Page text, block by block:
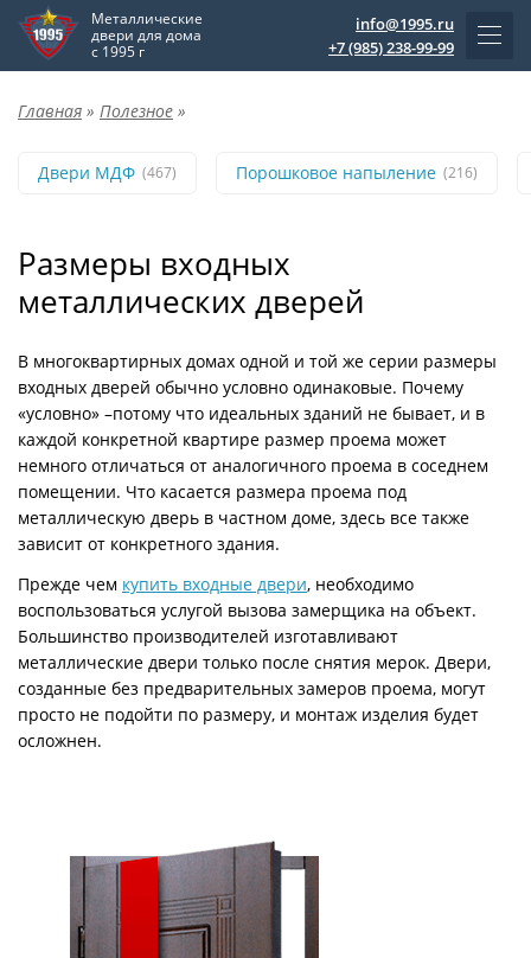
Металлические
двери для дома
с 1995 г
info@1995.ru
+7 (985) 238-99-99
Главная » Полезное »
Двери МДФ (467) Порошковое напыление (216)
Размеры входных
металлических дверей
В многоквартирных домах одной и той же серии размеры
входных дверей обычно условно одинаковые. Почему
«условно» –потому что идеальных зданий не бывает, и в
каждой конкретной квартире размер проема может
немного отличаться от аналогичного проема в соседнем
помещении. Что касается размера проема под
металлическую дверь в частном доме, здесь все также
зависит от конкретного здания.
Прежде чем купить входные двери, необходимо
воспользоваться услугой вызова замерщика на объект.
Большинство производителей изготавливают
металлические двери только после снятия мерок. Двери,
созданные без предварительных замеров проема, могут
просто не подойти по размеру, и монтаж изделия будет
осложнен.